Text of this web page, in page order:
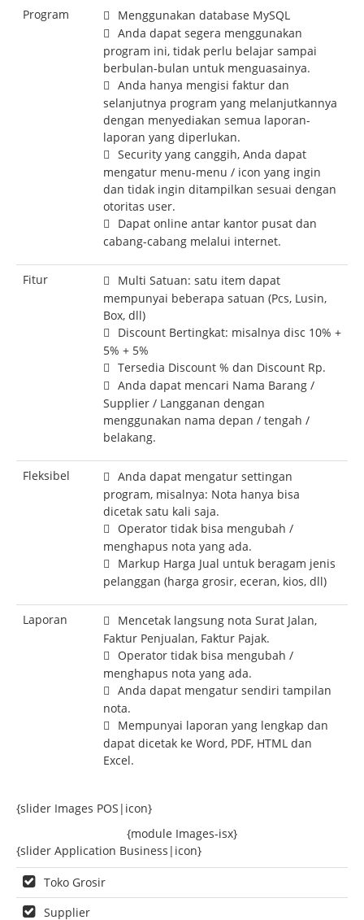
Program
Menggunakan database MySQL
Anda dapat segera menggunakan
program ini, tidak perlu belajar sampai
berbulan-bulan untuk menguasainya.
Anda hanya mengisi faktur dan
selanjutnya program yang melanjutkannya
dengan menyediakan semua laporan-
laporan yang diperlukan.
Security yang canggih, Anda dapat
mengatur menu-menu / icon yang ingin
dan tidak ingin ditampilkan sesuai dengan
otoritas user.
Dapat online antar kantor pusat dan
cabang-cabang melalui internet.
Fitur
Multi Satuan: satu item dapat
mempunyai beberapa satuan (Pcs, Lusin,
Box, dll)
Discount Bertingkat: misalnya disc 10% +
5% + 5%
Tersedia Discount % dan Discount Rp.
Anda dapat mencari Nama Barang /
Supplier / Langganan dengan
menggunakan nama depan / tengah /
belakang.
Fleksibel
Anda dapat mengatur settingan
program, misalnya: Nota hanya bisa
dicetak satu kali saja.
Operator tidak bisa mengubah /
menghapus nota yang ada.
Markup Harga Jual untuk beragam jenis
pelanggan (harga grosir, eceran, kios, dll)
Laporan
Mencetak langsung nota Surat Jalan,
Faktur Penjualan, Faktur Pajak.
Operator tidak bisa mengubah /
menghapus nota yang ada.
Anda dapat mengatur sendiri tampilan
nota.
Mempunyai laporan yang lengkap dan
dapat dicetak ke Word, PDF, HTML dan
Excel.
{slider Images POS|icon}
{module Images-isx}
{slider Application Business|icon}
Toko Grosir
Supplier